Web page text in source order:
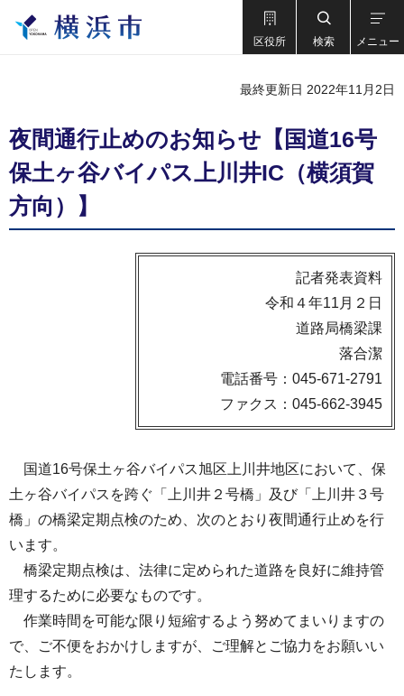
区役所 検索 メニュー
最終更新日 2022年11月2日
夜間通行止めのお知らせ【国道16号
保土ヶ谷バイパス上川井IC（横須賀
方向）】
記者発表資料
令和４年11月２日
道路局橋梁課
落合潔
電話番号：045-671-2791
ファクス：045-662-3945
国道16号保土ヶ谷バイパス旭区上川井地区において、保
土ヶ谷バイパスを跨ぐ「上川井２号橋」及び「上川井３号
橋」の橋梁定期点検のため、次のとおり夜間通行止めを行
います。
橋梁定期点検は、法律に定められた道路を良好に維持管
理するために必要なものです。
作業時間を可能な限り短縮するよう努めてまいりますの
で、ご不便をおかけしますが、ご理解とご協力をお願いい
たします。